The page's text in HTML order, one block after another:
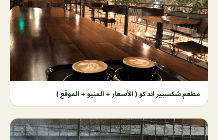
مطعم شكسبير اند كو ( الأسعار + المنيو + الموقع )